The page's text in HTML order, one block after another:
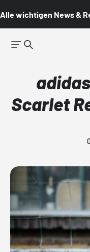
Alle wichtigen News &
Scarlet